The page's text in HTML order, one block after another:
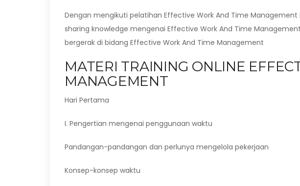
Dengan mengikuti pelatihan Effective Work And Time
sharing knowledge mengenai Effective Work And Time
bergerak di bidang Effective Work And Time Management
MATERI TRAINING ONLINE
MANAGEMENT
Hari Pertama
I. Pengertian mengenai penggunaan waktu
Pandangan-pandangan dan perlunya mengelola pekerjaan
Konsep-konsep waktu